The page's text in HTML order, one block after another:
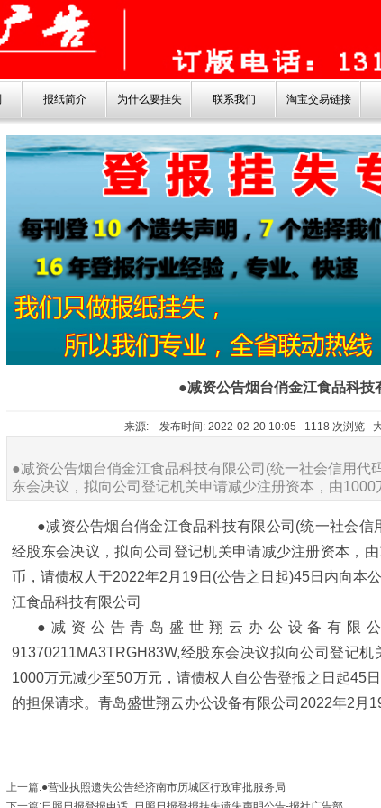
报纸简介 为什么要挂失 联系我们 淘宝交易链接
●减资公告烟台俏金江食品科技
来源: 发布时间: 2022-02-20 10:05 1118 次浏览
●减资公告烟台俏金江食品科技有限公司(统一社会信用代
东会决议，拟向公司登记机关申请减少注册资本，由1000
●减资公告烟台俏金江食品科技有限公司(统一社会信
经股东会决议，拟向公司登记机关申请减少注册资本，
币，请债权人于2022年2月19日(公告之日起)45日内向本
江食品科技有限公司
●减资公告青岛盛世翔云办公设备有限
91370211MA3TRGH83W,经股东会决议拟向公司登记
1000万元减少至50万元，请债权人自公告登报之日起45
的担保请求。青岛盛世翔云办公设备有限公司2022年2月
上一篇:●营业执照遗失公告经济南市历城区行政审批服务局